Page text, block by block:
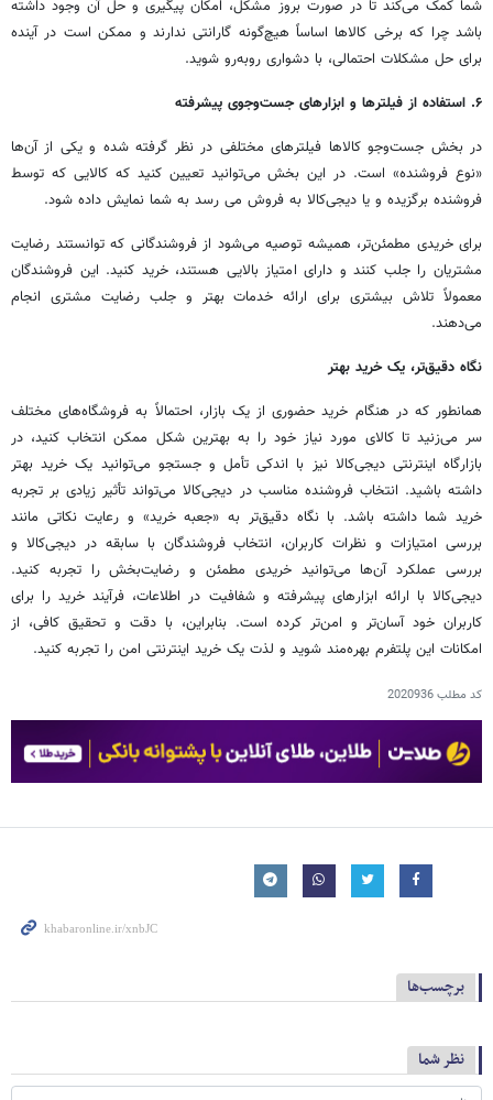
شما کمک می‌کند تا در صورت بروز مشکل، امکان پیگیری و حل آن وجود داشته
باشد چرا که برخی کالاها اساساً هیچ‌گونه گارانتی ندارند و ممکن است در آینده
برای حل مشکلات احتمالی، با دشواری روبه‌رو شوید.
۶. استفاده از فیلترها و ابزارهای جست‌وجوی پیشرفته
در بخش جست‌وجو کالاها فیلترهای مختلفی در نظر گرفته شده و یکی از آن‌ها
«نوع فروشنده» است. در این بخش می‌توانید تعیین کنید که کالایی که توسط
فروشنده برگزیده و یا دیجی‌کالا به فروش می رسد به شما نمایش داده شود.
برای خریدی مطمئن‌تر، همیشه توصیه می‌شود از فروشندگانی که توانستند رضایت
مشتریان را جلب کنند و دارای امتیاز بالایی هستند، خرید کنید. این فروشندگان
معمولاً تلاش بیشتری برای ارائه خدمات بهتر و جلب رضایت مشتری انجام
می‌دهند.
نگاه دقیق‌تر، یک خرید بهتر
همانطور که در هنگام خرید حضوری از یک بازار، احتمالاً به فروشگاه‌های مختلف
سر می‌زنید تا کالای مورد نیاز خود را به بهترین شکل ممکن انتخاب کنید، در
بازارگاه اینترنتی دیجی‌کالا نیز با اندکی تأمل و جستجو می‌توانید یک خرید بهتر
داشته باشید. انتخاب فروشنده مناسب در دیجی‌کالا می‌تواند تأثیر زیادی بر تجربه
خرید شما داشته باشد. با نگاه دقیق‌تر به «جعبه خرید» و رعایت نکاتی مانند
بررسی امتیازات و نظرات کاربران، انتخاب فروشندگان با سابقه در دیجی‌کالا و
بررسی عملکرد آن‌ها می‌توانید خریدی مطمئن و رضایت‌بخش را تجربه کنید.
دیجی‌کالا با ارائه ابزارهای پیشرفته و شفافیت در اطلاعات، فرآیند خرید را برای
کاربران خود آسان‌تر و امن‌تر کرده است. بنابراین، با دقت و تحقیق کافی، از
امکانات این پلتفرم بهره‌مند شوید و لذت یک خرید اینترنتی امن را تجربه کنید.
کد مطلب2020936
برچسب‌ها
نظر شما